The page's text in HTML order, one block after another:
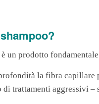
un prodotto
la fibra
di trattamenti aggressivi